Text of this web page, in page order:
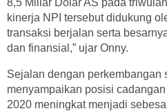
kinerja NPI tersebut didukung
transaksi berjalan serta
dan finansial,” ujar Onny.
Sejalan dengan perkembangan
menyampaikan posisi
2020 meningkat menjadi